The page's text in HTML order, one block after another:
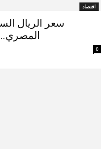
اقتصاد
سعر الريال
0